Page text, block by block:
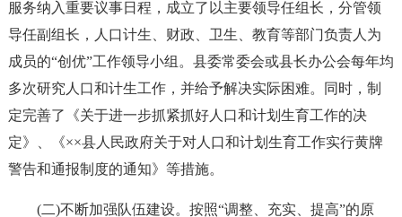
服务纳入重要议事日程，成立了以主要领导任组长，分管领
导任副组长，人口计生、财政、卫生、教育等部门负责人为
成员的“创优”工作领导小组。县委常委会或县长办公会每年均
多次研究人口和计生工作，并给予解决实际困难。同时，制
定完善了《关于进一步抓紧抓好人口和计划生育工作的决
定》、《××县人民政府关于对人口和计划生育工作实行黄牌
警告和通报制度的通知》等措施。
(二)不断加强队伍建设。按照“调整、充实、提高”的原